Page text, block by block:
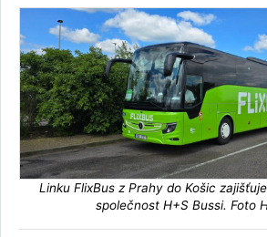
Linku FlixBus z Prahy do Košic
společnost H+S Bussi. Foto